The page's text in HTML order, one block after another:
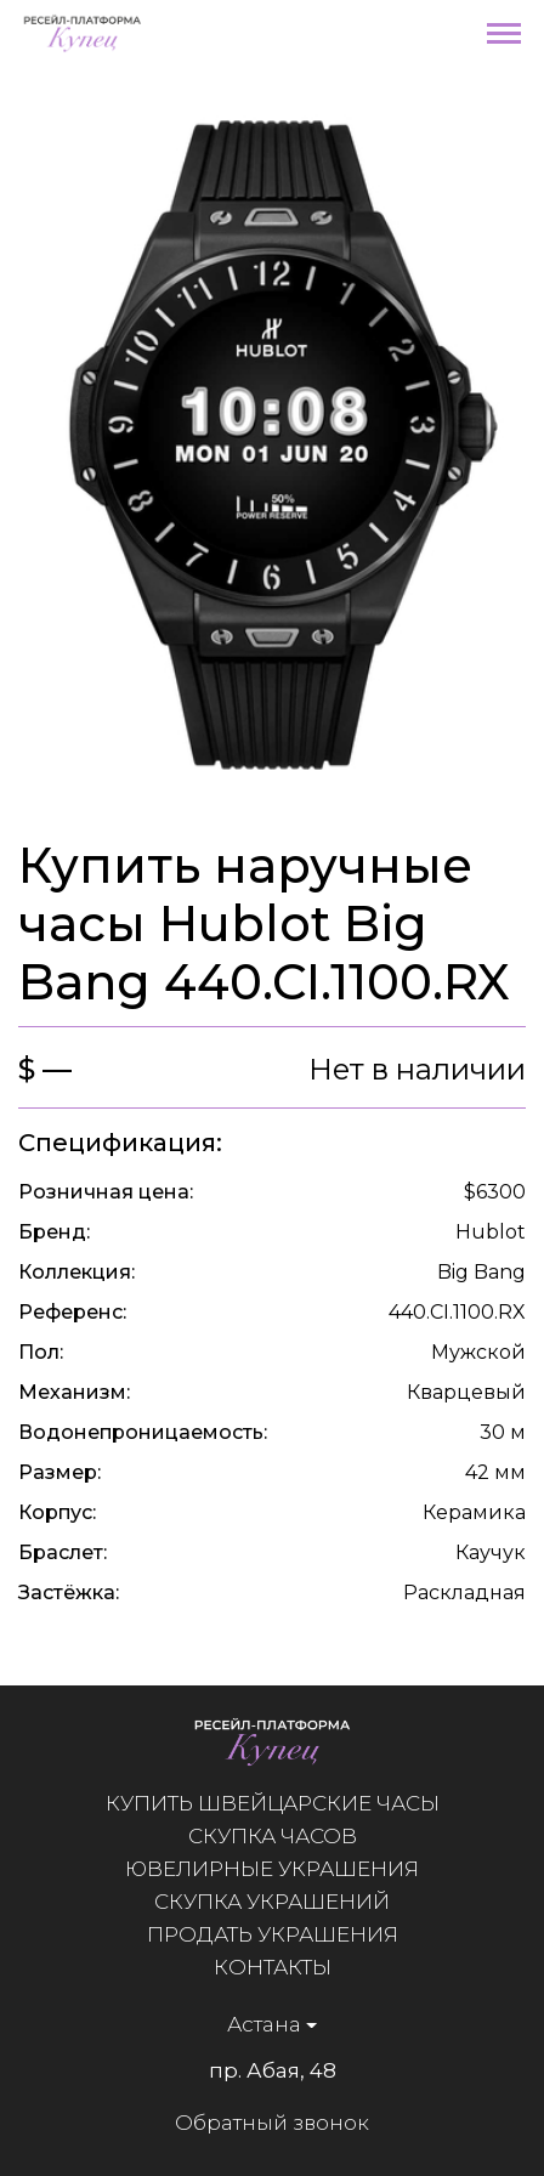
Купить наручные
часы Hublot Big
Bang 440.CI.1100.RX
$ — Нет в наличии
Спецификация:
Розничная цена:
$6300
Бренд:
Hublot
Коллекция:
Big Bang
Референс:
440.CI.1100.RX
Пол:
Мужской
Механизм:
Кварцевый
Водонепроницаемость:
30 м
Размер:
42 мм
Корпус:
Керамика
Браслет:
Каучук
Застёжка:
Раскладная
КУПИТЬ ШВЕЙЦАРСКИЕ ЧАСЫ
СКУПКА ЧАСОВ
ЮВЕЛИРНЫЕ УКРАШЕНИЯ
СКУПКА УКРАШЕНИЙ
ПРОДАТЬ УКРАШЕНИЯ
КОНТАКТЫ
Астана
пр. Абая, 48
Обратный звонок